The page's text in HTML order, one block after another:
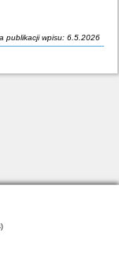
publikacji wpisu: 6.5.2026